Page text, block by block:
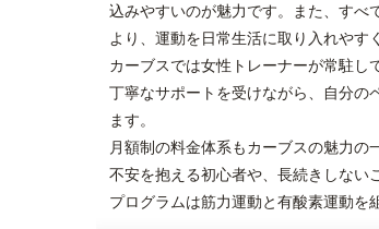
込みやすいのが魅力です。また、すべ
より、運動を日常生活に取り入れやす
カーブスでは女性トレーナーが常駐し
丁寧なサポートを受けながら、自分の
ます。
月額制の料金体系もカーブスの魅力
不安を抱える初心者や、長続きしない
プログラムは筋力運動と有酸素運動を